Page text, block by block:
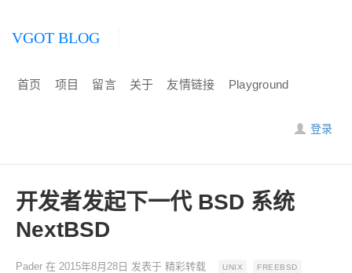
VGOT BLOG
首页 项目 留言 关于 友情链接 Playground
登录
开发者发起下一代 BSD 系统
NextBSD
Pader 在 2015年8月28日 发表于 精彩转载 UNIX
FREEBSD